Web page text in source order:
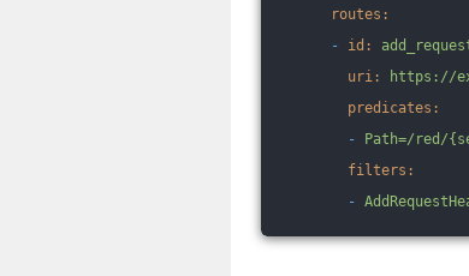
routes:
-
id:
uri:
https://
predicates:
-
Path=/red/
filters:
-